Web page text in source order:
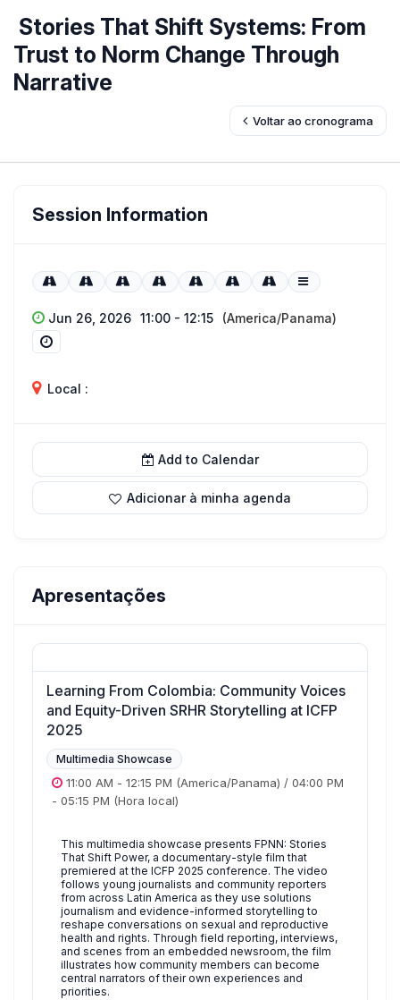
Stories That Shift Systems: From
Trust to Norm Change Through
Narrative
Voltar ao cronograma
Session Information
Jun 26, 2026 11:00 - 12:15 (America/Panama)
Local :
Add to Calendar
Adicionar à minha agenda
Apresentações
Learning From Colombia: Community Voices
and Equity-Driven SRHR Storytelling at ICFP
2025
Multimedia Showcase
11:00 AM - 12:15 PM (America/Panama) / 04:00 PM
- 05:15 PM (Hora local)
This multimedia showcase presents FPNN: Stories
That Shift Power, a documentary-style film that
premiered at the ICFP 2025 conference. The video
follows young journalists and community reporters
from across Latin America as they use solutions
journalism and evidence-informed storytelling to
reshape conversations on sexual and reproductive
health and rights. Through field reporting, interviews,
and scenes from an embedded newsroom, the film
illustrates how community members can become
central narrators of their own experiences and
priorities.